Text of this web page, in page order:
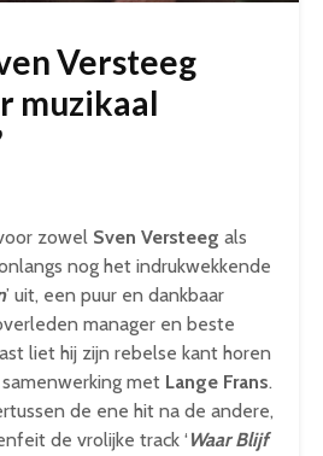
Versteeg
muzikaal
zowel Sven Versteeg als
nog het indrukwekkende
’ uit, een puur en dankbaar
manager en beste
liet hij zijn rebelse kant horen
samenwerking met Lange Frans.
de ene hit na de andere,
de vrolijke track ‘ Waar Blijf